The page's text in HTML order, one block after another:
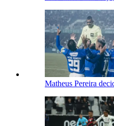
Matheus Pereira